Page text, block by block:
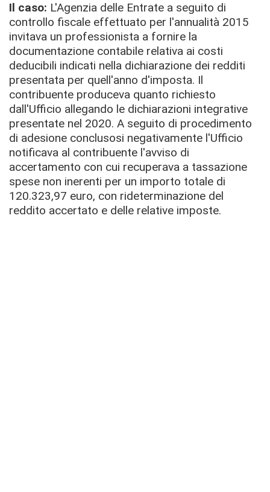
Il caso: L'Agenzia delle Entrate a seguito di
controllo fiscale effettuato per l'annualità 2015
invitava un professionista a fornire la
documentazione contabile relativa ai costi
deducibili indicati nella dichiarazione dei redditi
presentata per quell'anno d'imposta. Il
contribuente produceva quanto richiesto
dall'Ufficio allegando le dichiarazioni integrative
presentate nel 2020. A seguito di procedimento
di adesione conclusosi negativamente l'Ufficio
notificava al contribuente l'avviso di
accertamento con cui recuperava a tassazione
spese non inerenti per un importo totale di
120.323,97 euro, con rideterminazione del
reddito accertato e delle relative imposte.